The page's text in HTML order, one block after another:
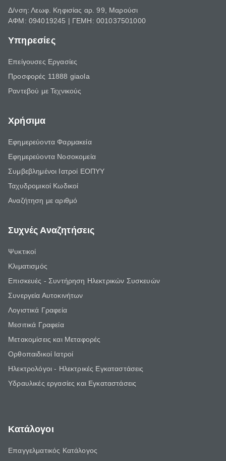
Δ/νση: Λεωφ. Κηφισίας αρ. 99, Μαρούσι
ΑΦΜ: 094019245 | ΓΕΜΗ: 001037501000
Υπηρεσίες
Επείγουσες Εργασίες
Προσφορές 11888 giaola
Ραντεβού με Τεχνικούς
Χρήσιμα
Εφημερεύοντα Φαρμακεία
Εφημερεύοντα Νοσοκομεία
Συμβεβλημένοι Ιατροί ΕΟΠΥΥ
Ταχυδρομικοί Κωδικοί
Αναζήτηση με αριθμό
Συχνές Αναζητήσεις
Ψυκτικοί
Κλιματισμός
Επισκευές - Συντήρηση Ηλεκτρικών Συσκευών
Συνεργεία Αυτοκινήτων
Λογιστικά Γραφεία
Μεσιτικά Γραφεία
Μετακομίσεις και Μεταφορές
Ορθοπαιδικοί Ιατροί
Ηλεκτρολόγοι - Ηλεκτρικές Εγκαταστάσεις
Υδραυλικές εργασίες και Εγκαταστάσεις
Κατάλογοι
Επαγγελματικός Κατάλογος